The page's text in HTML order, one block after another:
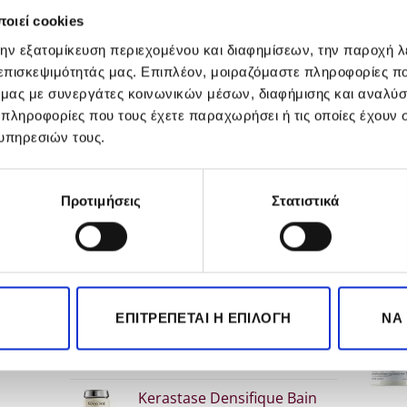
cookies
εξατομίκευση περιεχομένου και διαφημίσεων, την παροχή
μας. Επιπλέον, μοιραζόμαστε πληροφορίες
μας με συνεργάτες κοινωνικών μέσων, διαφήμισης και
που τους έχετε παραχωρήσει ή τις οποίες έχουν
τους.
Προτιμήσεις Στατιστικά
ΕΠΙΤΡΈΠΕΤΑΙ Η ΕΠΙΛΟΓΉ ΝΑ
Milkshake curl passion
shampoo 300ml
€20.50
ΠΡΟΣΘΉΚΗ ΣΤΟ ΚΑΛΆΘΙ
POPULAR
L'Oreal Professionnel Inoa
Βαφή χωρίς αμμωνία 60gr
€7.00–€10.90Price
range:
€7.00
through
€10.90
Kerastase Genesis Serum
was:
τιμή
Kerastase Densifique Bain
ΤΑ